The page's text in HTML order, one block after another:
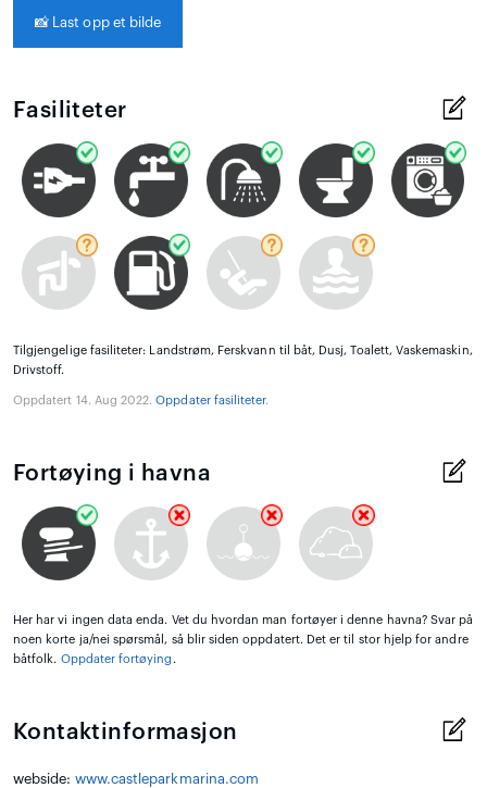
📸 Last opp et bilde
Fasiliteter
Tilgjengelige fasiliteter: Landstrøm, Ferskvann til båt, Dusj, Toalett, Vaskemaskin,
Drivstoff.
Oppdatert 14. Aug 2022.Oppdater fasiliteter.
Fortøying i havna
Her har vi ingen data enda. Vet du hvordan man fortøyer i denne havna? Svar på
noen korte ja/nei spørsmål, så blir siden oppdatert. Det er til stor hjelp for andre
båtfolk. Oppdater fortøying .
Kontaktinformasjon
webside: www.castleparkmarina.com